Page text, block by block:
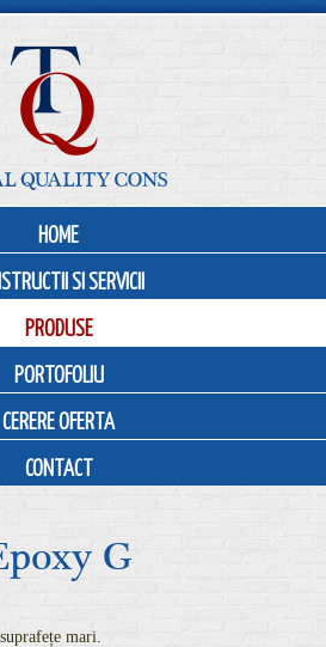
HOME
SI SERVICII
PRODUSE
PORTOFOLIU
CERERE OFERTA
CONTACT
G
mari.